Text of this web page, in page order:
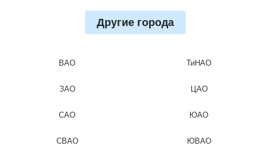
Другие города
ВАО
ЗАО
САО
СВАО
ТиНАО
ЦАО
ЮАО
ЮВАО